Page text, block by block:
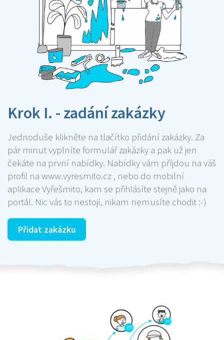
Krok I. - zadání zakázky
Jednoduše klikněte na tlačítko přidání zakázky. Za
pár minut vyplníte formulář zakázky a pak už jen
čekáte na první nabídky. Nabídky vám příjdou na váš
profil na www.vyresmito.cz , nebo do mobilní
aplikace Vyřešmito, kam se přihlásíte stejně jako na
portál. Nic vás to nestojí, nikam nemusíte chodit :-)
Přidat zakázku